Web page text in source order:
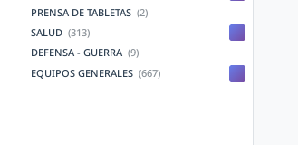
PRENSA DE TABLETAS (2)
SALUD (313)
DEFENSA - GUERRA (9)
EQUIPOS GENERALES (667)